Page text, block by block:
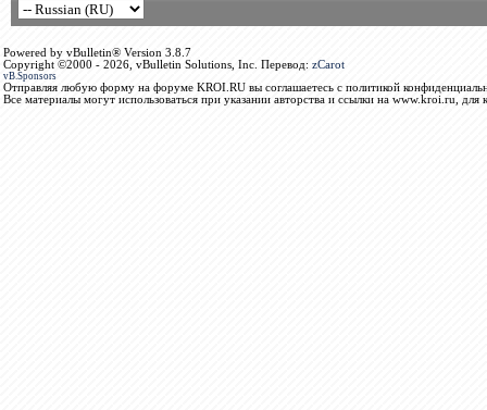
Powered by vBulletin® Version 3.8.7
Copyright ©2000 - 2026, vBulletin Solutions, Inc. Перевод: zCarot
vB.Sponsors
Отправляя любую форму на форуме KROI.RU вы соглашаетесь с политикой
Все материалы могут использоваться при указании авторства и ссылки на www.kroi.ru, для